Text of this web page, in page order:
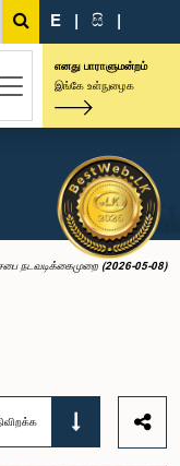
E | සි |
எனது பாராளுமன்றம்
இங்கே உள்நுழைக
நடவடிக்கைமுறை (2026-05-08)